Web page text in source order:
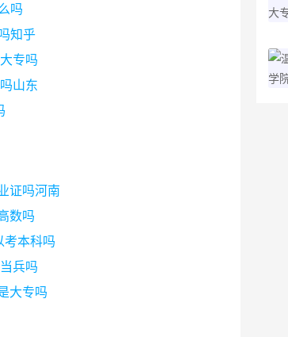
吗
知乎
专吗
山东
证吗河南
数吗
考本科吗
兵吗
大专吗